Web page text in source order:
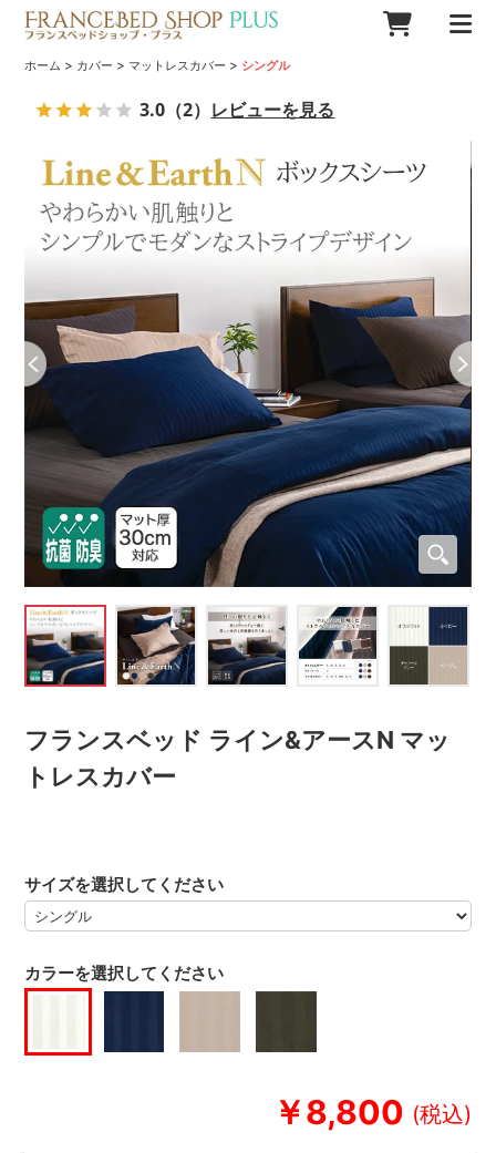
ホーム > カバー > マットレスカバー > シングル
フランスベッド ライン&アースN マッ
トレスカバー
￥8,800
カラーを選択してください
サイズを選択してください
3.0 （2） レビューを見る